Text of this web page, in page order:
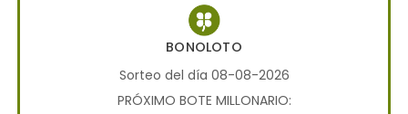
BONOLOTO
Sorteo del día 08-08-2026
PRÓXIMO BOTE MILLONARIO: